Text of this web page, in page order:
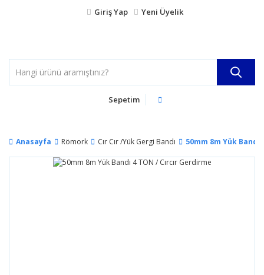
Giriş Yap Yeni Üyelik
Sepetim
Anasayfa Römork Cır Cır /Yük Gergi Bandı 50mm 8m Yük Bandı